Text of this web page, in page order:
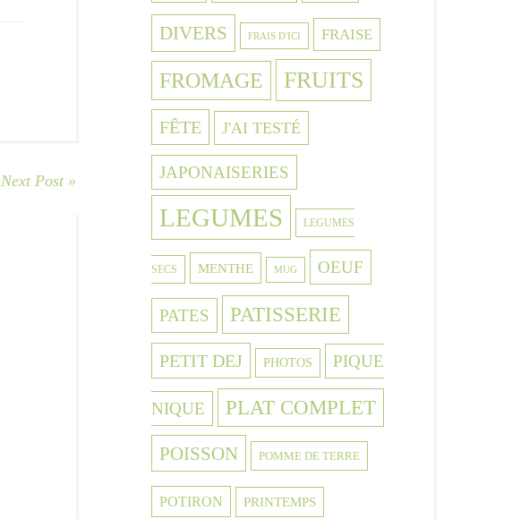
Next Post »
DIVERS FRAIS D'ICI FRAISE
FROMAGE FRUITS
FÊTE J'AI TESTÉ
JAPONAISERIES
LEGUMES LEGUMES
SECS MENTHE MUG OEUF
PATES PATISSERIE
PETIT DEJ PHOTOS PIQUE
NIQUE PLAT COMPLET
POISSON POMME DE TERRE
POTIRON PRINTEMPS